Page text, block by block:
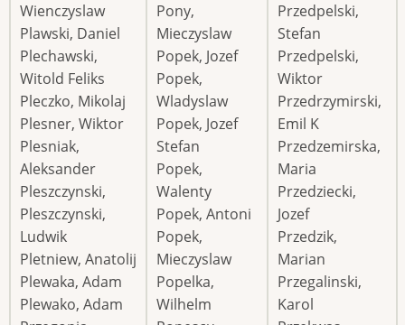
Wienczyslaw
Plawski, Daniel
Plechawski,
Witold Feliks
Pleczko, Mikolaj
Plesner, Wiktor
Plesniak,
Aleksander
Pleszczynski,
Pleszczynski,
Ludwik
Pletniew, Anatolij
Plewaka, Adam
Plewako, Adam
Pony,
Mieczyslaw
Popek, Jozef
Popek,
Wladyslaw
Popek, Jozef
Stefan
Popek,
Walenty
Popek, Antoni
Popek,
Mieczyslaw
Popelka,
Wilhelm
Przedpelski,
Stefan
Przedpelski,
Wiktor
Przedrzymirski,
Emil K
Przedzemirska,
Maria
Przedziecki,
Jozef
Przedzik,
Marian
Przegalinski,
Karol